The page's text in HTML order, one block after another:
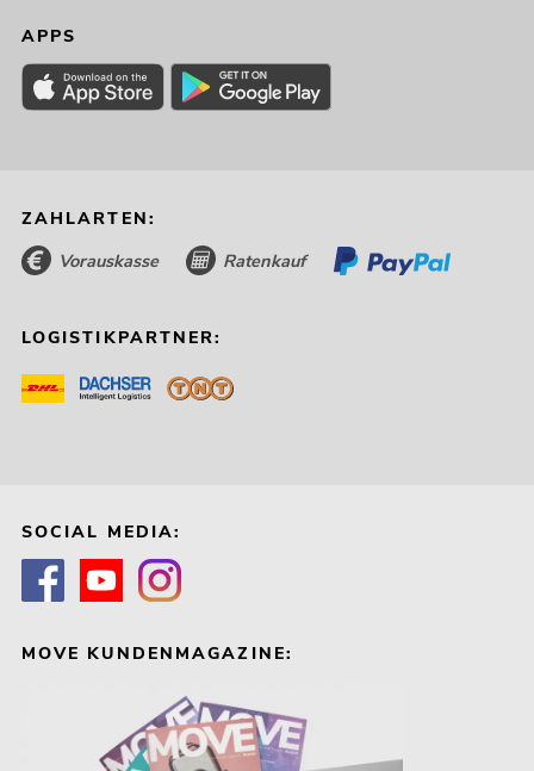
APPS
ZAHLARTEN:
Vorauskasse Ratenkauf
LOGISTIKPARTNER:
SOCIAL MEDIA:
MOVE KUNDENMAGAZINE: